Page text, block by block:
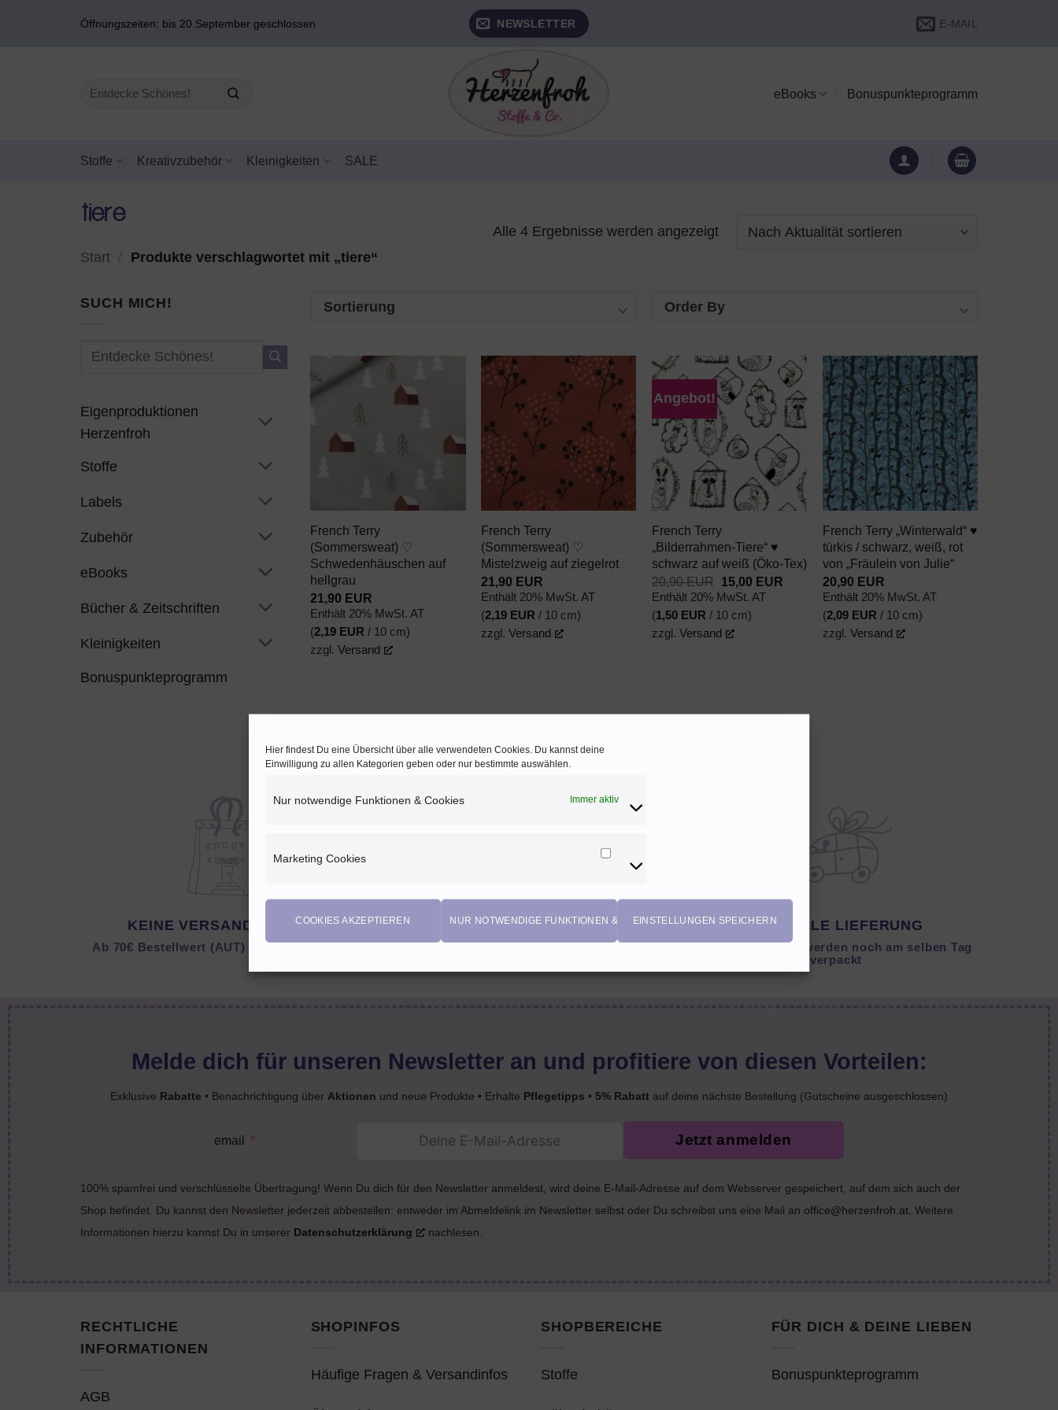
Hier findest Du eine Übersicht über alle verwendeten Cookies. Du kannst deine
Einwilligung zu allen Kategorien geben oder nur bestimmte auswählen.
Nur notwendige Funktionen & Cookies Immer aktiv
Marketing Cookies
Marketing
COOKIES AKZEPTIEREN NUR NOTWENDIGE FUNKTIONEN & COOKIESEINSTELLUNGEN SPEICHERN
Öffnungszeiten: bis 20.September geschlossen NEWSLETTER E-MAIL
Suchen
eBooks Bonuspunkteprogramm
Stoffe Kreativzubehör Kleinigkeiten SALE
tiere
Start Produkte verschlagwortet mit „tiere“
Alle 4 Ergebnisse werden angezeigtNach
SUCH MICH!
Suchen
Eigenproduktionen
Herzenfroh
Stoffe
Labels
Zubehör
eBooks
Bücher & Zeitschriften
Kleinigkeiten
Bonuspunkteprogramm
Sortierung Order By
AUF DEN
French Terry
(Sommersweat) ♡
Schwedenhäuschen auf
hellgrau
21,90 EUR
Enthält 20% MwSt. AT
(2,19 EUR / 10 cm)
zzgl.Versand
WUNSCHZETTEL
+
French Terry
(Sommersweat) ♡
Mistelzweig auf ziegelrot
21,90 EUR
Enthält 20% MwSt. AT
(2,19 EUR / 10 cm)
zzgl.Versand
Angebot!
AUF DEN
WUNSCHZETTEL
+
French Terry
„Bilderrahmen-Tiere“ ♥
schwarz auf weiß (Öko-Tex)
20,90EUR Ursprünglicher
Preis
war:
20,90 EUR
15,00 EURAktueller
15,00 EUR.
Enthält 20% MwSt. AT
(1,50 EUR / 10 cm)
zzgl.Versand
AUF DEN
WUNSCHZETTEL
+
French Terry „Winterwald“ ♥
türkis / schwarz, weiß, rot
von „Fräulein von Julie“
20,90 EUR
Enthält 20% MwSt. AT
(2,09 EUR / 10 cm)
zzgl. Versand
KEINE VERSANDKOSTEN
Ab 70€ Bestellwert (AUT) bzw. 150 € (DEU)
EIGENPRODUKTIONEN
Einzigartige Stoffdesigns von Herzenfroh
SCHNELLE LIEFERUNG
Lagernde Artikel werden noch am selben Tag
verpackt
Melde dich für unseren Newsletter an und profitiere von diesen Vorteilen:
Exklusive Rabatte • Benachrichtigung über Aktionen und neue Produkte • Erhalte Pflegetipps • 5% Rabatt auf deine nächste Bestellung (Gutscheine ausgeschlossen)
email Jetzt anmelden
100% spamfrei und verschlüsselte Übertragung! Wenn Du dich für den Newsletter anmeldest, wird deine E-Mail-Adresse auf dem Webserver gespeichert, auf dem sich auch der
Shop befindet. Du kannst den Newsletter jederzeit abbestellen: entweder im Abmeldelink im Newsletter selbst oder Du schreibst uns eine Mail an office@herzenfroh.at . Weitere
Informationen hierzu kannst Du in unserer Datenschutzerklärung nachlesen.
RECHTLICHE
INFORMATIONEN
AGB
SHOPINFOS
Häufige Fragen & Versandinfos
SHOPBEREICHE
Stoffe
FÜR DICH & DEINE LIEBEN
Bonuspunkteprogramm